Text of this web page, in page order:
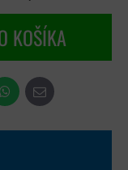
KOŠÍKA
WhatsApp
E-
mail